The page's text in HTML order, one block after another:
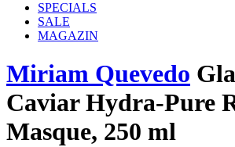
SPECIALS
SALE
MAGAZIN
Miriam Quevedo
Caviar Hydra-Pure
Masque, 250 ml